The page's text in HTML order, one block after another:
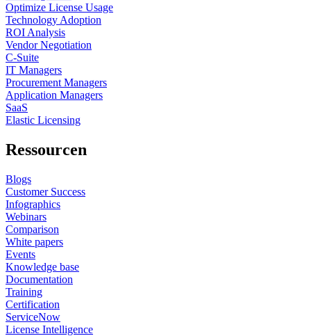
Optimize License Usage
Technology Adoption
ROI Analysis
Vendor Negotiation
C-Suite
IT Managers
Procurement Managers
Application Managers
SaaS
Elastic Licensing
Ressourcen
Blogs
Customer Success
Infographics
Webinars
Comparison
White papers
Events
Knowledge base
Documentation
Training
Certification
ServiceNow
License Intelligence